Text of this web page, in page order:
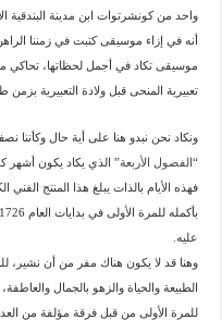
واحد من كونشرتوات ابن مدينة البندقية
أنه في إزاء موسيقى كتبت في زمننا
موسيقى تكاد في أجمل لحظاتها، تحاكي
تعبيرية المنحى قبل ولادة التعبيرية بزمن
ونكاد نحن نبدو هنا على أية حال وكأننا
“الفصول الأربعة” الذي يكاد يكون أشهر
فهذه الأيام بالذات يبلغ هذا المنتج
عليه.
وهنا قد لا يكون هناك مفر من أن نشير،
الطبيعة والحياة والزهو بالجمال
للمرة الأولى من قبل فرقة مؤلفة من